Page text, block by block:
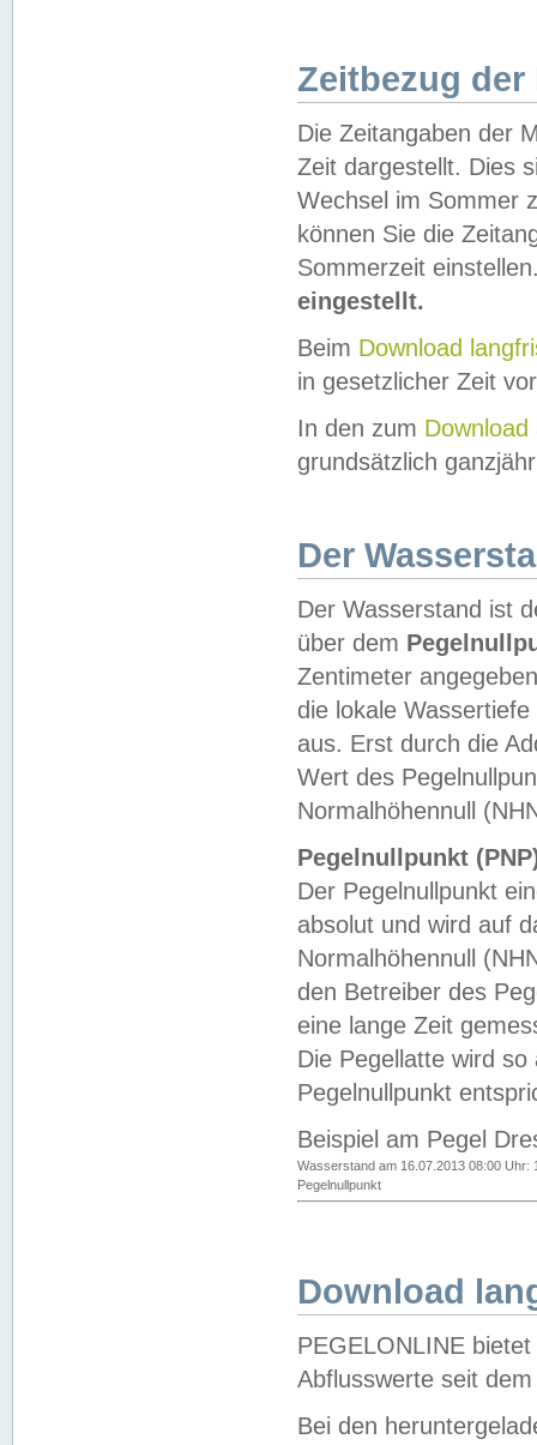
Zeitbezug der
Die Zeitangaben der
Zeit dargestellt. Dies
Wechsel im Sommer
können Sie die
Sommerzeit
eingestellt.
Beim Download
in gesetzlicher Zeit
In den zum Download
grundsätzlich
Der
Der Wasserstand ist
über dem
Zentimeter
die lokale
aus. Erst durch die
Wert des
Normalhöhennull
Pegelnullpunkt
Der Pegelnullpunkt
absolut und wird auf
Normalhöhennull
den Betreiber des
eine lange Zeit
Die Pegellatte wird
Pegelnullpunkt
Beispiel am Pegel
Wasserstand am 16.07.2013 08:00 Uhr:
Pegelnullpunkt
Download
PEGELONLINE
Abflusswerte seit
Bei den